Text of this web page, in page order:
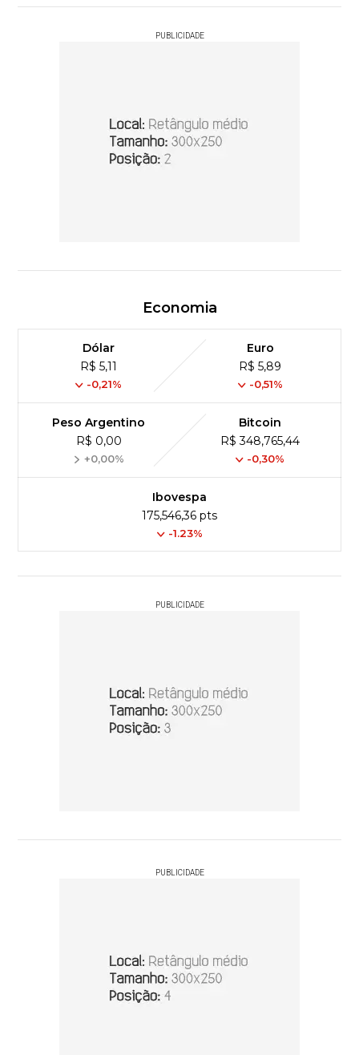
PUBLICIDADE
Economia
Dólar
R$ 5,11
-0,21%
Euro
R$ 5,89
-0,51%
Peso Argentino
R$ 0,00
+0,00%
Bitcoin
R$ 348,765,44
-0,30%
Ibovespa
175,546,36 pts
-1.23%
PUBLICIDADE
PUBLICIDADE